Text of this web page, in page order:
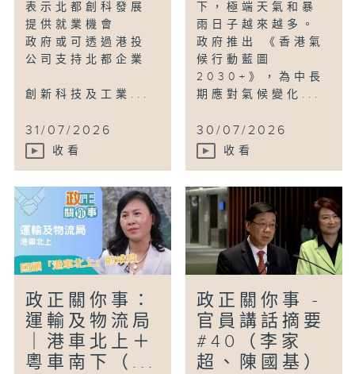
表示北都創科發展
提供就業機會
政府或可透過港投
公司支持北都企業
創新科技及工業...
31/07/2026
收看
下，極端天氣和暴
雨日子越來越多。
政府推出 《香港氣
候行動藍圖
2030+》，為中長
期應對氣候變化...
30/07/2026
收看
政正關你事：
運輸及物流局
｜港車北上＋
粵車南下（...
政正關你事 -
官員講話摘要
#40（李家
超、陳國基）